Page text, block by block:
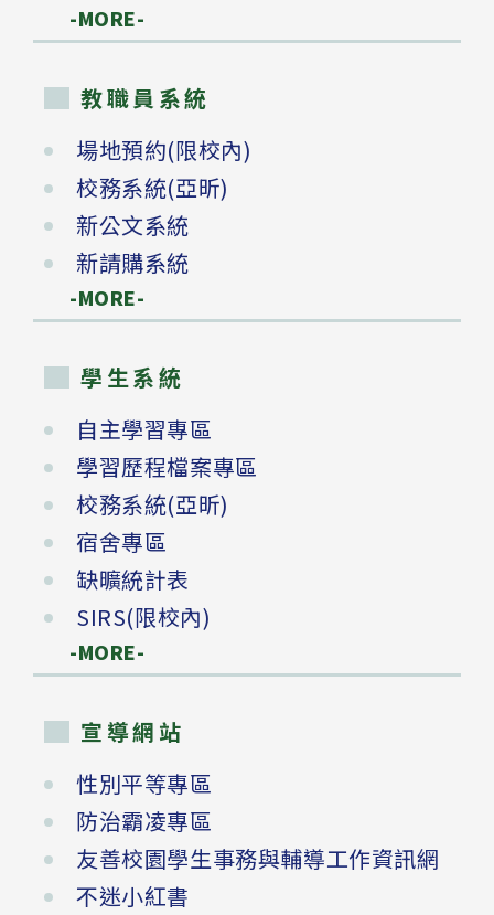
-MORE-
教職員系統
場地預約(限校內)
校務系統(亞昕)
新公文系統
新請購系統
-MORE-
學生系統
自主學習專區
學習歷程檔案專區
校務系統(亞昕)
宿舍專區
缺曠統計表
SIRS(限校內)
-MORE-
宣導網站
性別平等專區
防治霸凌專區
友善校園學生事務與輔導工作資訊網
不迷小紅書